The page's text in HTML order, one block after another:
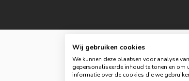
Wij gebruiken cookies
We kunnen deze plaatsen voor analyse
gepersonaliseerde inhoud te tonen en om
informatie over de cookies die we